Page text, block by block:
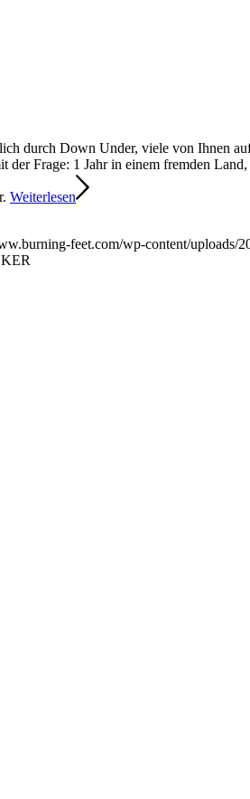
durch Down Under, viele von Ihnen
der Frage: 1 Jahr in einem fremden
Weiterlesen
feet.com/wp-content/uploads/